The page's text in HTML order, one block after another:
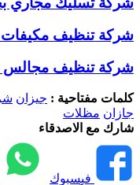
شركة تنظيف مكيفات
شركة تنظيف مجالس
كلمات مفتاحية : جيزان
جازان مظلات
شارك مع الاصدقاء
فيسبوك